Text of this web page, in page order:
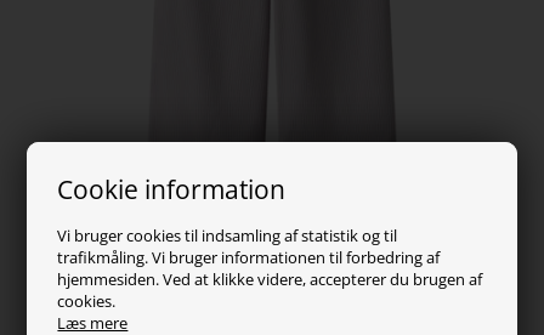
Cookie information
Vi bruger cookies til indsamling af statistik og til
trafikmåling. Vi bruger informationen til forbedring af
hjemmesiden. Ved at klikke videre, accepterer du brugen af
cookies.
Læs mere